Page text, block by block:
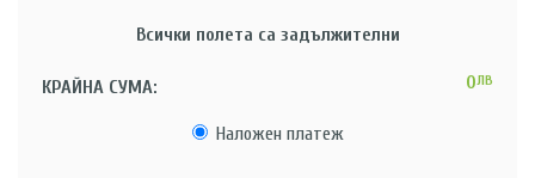
Всички полета са задължителни
КРАЙНА СУМА: 0ЛВ
Наложен платеж